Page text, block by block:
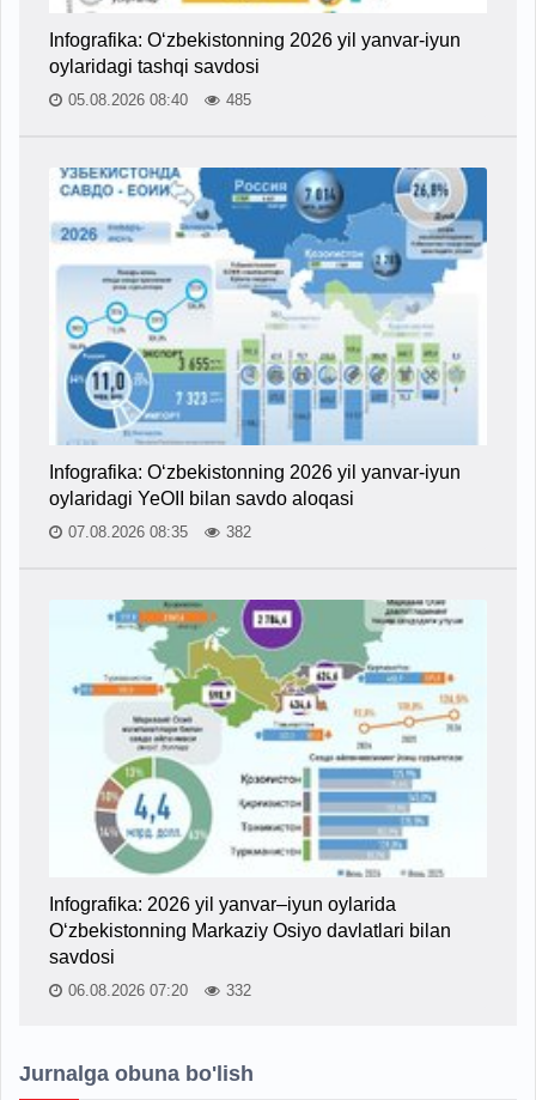
Infografika: O‘zbekistonning 2026 yil yanvar-iyun
oylaridagi tashqi savdosi
05.08.2026 08:40 485
Infografika: O‘zbekistonning 2026 yil yanvar-iyun
oylaridagi YeOII bilan savdo aloqasi
07.08.2026 08:35 382
Infografika: 2026 yil yanvar–iyun oylarida
O‘zbekistonning Markaziy Osiyo davlatlari bilan
savdosi
06.08.2026 07:20 332
Jurnalga obuna bo'lish